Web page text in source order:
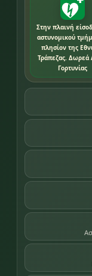
Στην πλαινή
αστυνομικού
πλησίον της
Τράπεζας. Δωρεά
Γορτυνίας